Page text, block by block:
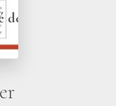
l’art ancien